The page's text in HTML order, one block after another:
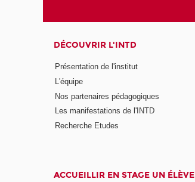
DÉCOUVRIR L'INTD
Présentation de l'institut
L'équipe
Nos partenaires pédagogiques
Les manifestations de l'INTD
Recherche Etudes
ACCUEILLIR EN STAGE UN ÉLÈVE